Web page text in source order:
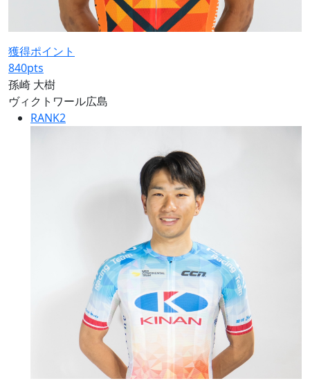
獲得ポイント
840pts
孫崎 大樹
ヴィクトワール広島
RANK2